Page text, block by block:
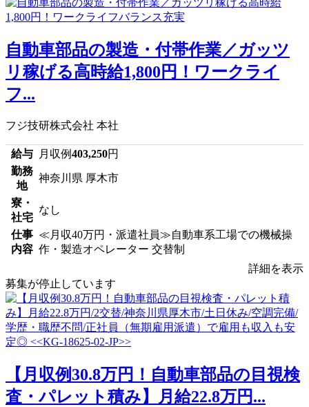
自動車部品の製造・付帯作業／ガッツ
リ稼げる高時給1,800円！ワークライ
フ...
フジ技研株式会社 本社
給与 月収例403,250円
勤務
地
神奈川県 厚木市
寮・
社宅
なし
仕事
内容
≪月収40万円・派遣社員≫自動車系工場での機械操
作・製造オペレーター 交替制
詳細を表示
募集が停止しています
【月収例30.8万円！自動車部品の目視検
査・パレット積み】月給22.8万円...